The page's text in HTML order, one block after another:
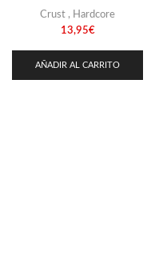
Crust , Hardcore
13,95€
AÑADIR AL CARRITO